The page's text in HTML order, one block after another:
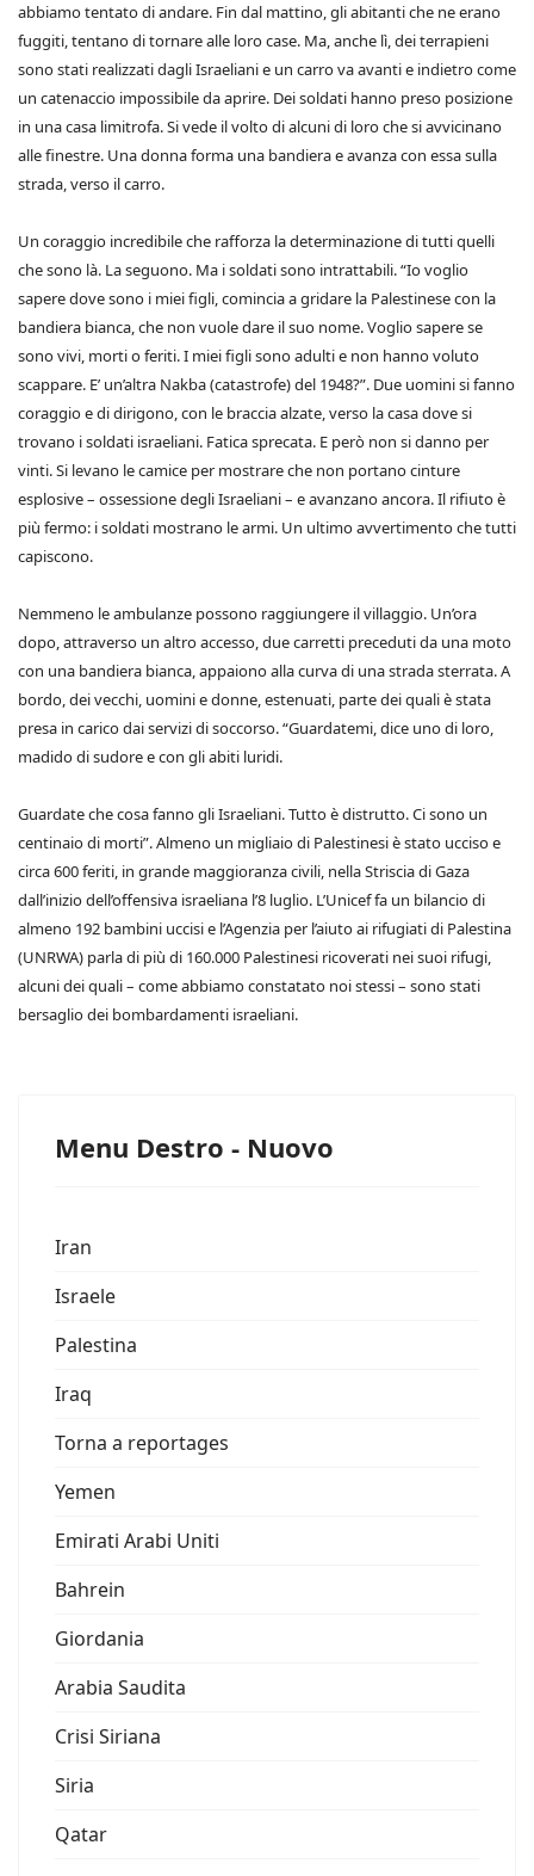
abbiamo tentato di andare. Fin dal mattino, gli abitanti che ne erano
fuggiti, tentano di tornare alle loro case. Ma, anche lì, dei terrapieni
sono stati realizzati dagli Israeliani e un carro va avanti e indietro come
un catenaccio impossibile da aprire. Dei soldati hanno preso posizione
in una casa limitrofa. Si vede il volto di alcuni di loro che si avvicinano
alle finestre. Una donna forma una bandiera e avanza con essa sulla
strada, verso il carro.
Un coraggio incredibile che rafforza la determinazione di tutti quelli
che sono là. La seguono. Ma i soldati sono intrattabili. “Io voglio
sapere dove sono i miei figli, comincia a gridare la Palestinese con la
bandiera bianca, che non vuole dare il suo nome. Voglio sapere se
sono vivi, morti o feriti. I miei figli sono adulti e non hanno voluto
scappare. E’ un’altra Nakba (catastrofe) del 1948?”. Due uomini si fanno
coraggio e di dirigono, con le braccia alzate, verso la casa dove si
trovano i soldati israeliani. Fatica sprecata. E però non si danno per
vinti. Si levano le camice per mostrare che non portano cinture
esplosive – ossessione degli Israeliani – e avanzano ancora. Il rifiuto è
più fermo: i soldati mostrano le armi. Un ultimo avvertimento che tutti
capiscono.
Nemmeno le ambulanze possono raggiungere il villaggio. Un’ora
dopo, attraverso un altro accesso, due carretti preceduti da una moto
con una bandiera bianca, appaiono alla curva di una strada sterrata. A
bordo, dei vecchi, uomini e donne, estenuati, parte dei quali è stata
presa in carico dai servizi di soccorso. “Guardatemi, dice uno di loro,
madido di sudore e con gli abiti luridi.
Guardate che cosa fanno gli Israeliani. Tutto è distrutto. Ci sono un
centinaio di morti”. Almeno un migliaio di Palestinesi è stato ucciso e
circa 600 feriti, in grande maggioranza civili, nella Striscia di Gaza
dall’inizio dell’offensiva israeliana l’8 luglio. L’Unicef fa un bilancio di
almeno 192 bambini uccisi e l’Agenzia per l’aiuto ai rifugiati di Palestina
(UNRWA) parla di più di 160.000 Palestinesi ricoverati nei suoi rifugi,
alcuni dei quali – come abbiamo constatato noi stessi – sono stati
bersaglio dei bombardamenti israeliani.
Menu Destro - Nuovo
Iran
Israele
Palestina
Iraq
Torna a reportages
Yemen
Emirati Arabi Uniti
Bahrein
Giordania
Arabia Saudita
Crisi Siriana
Siria
Qatar